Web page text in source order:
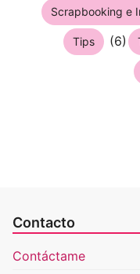
Scrapbooking e
Tips (6)
Contacto
Contáctame